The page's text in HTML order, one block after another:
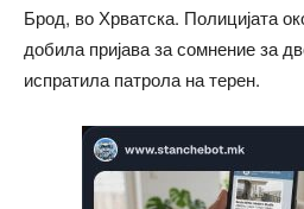
Брод, во Хрватска. Полицијата
добила пријава за сомнение за
испратила патрола на терен.